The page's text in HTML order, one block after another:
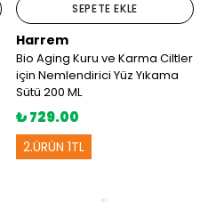
SEPETE EKLE
Harrem
Bio Aging Kuru ve Karma Ciltler
için Nemlendirici Yüz Yıkama
Sütü 200 ML
₺ 729.00
2.ÜRÜN 1TL